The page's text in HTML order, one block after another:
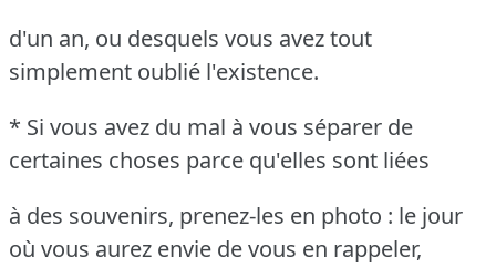
d'un an, ou desquels vous avez tout
simplement oublié l'existence.
* Si vous avez du mal à vous séparer de
certaines choses parce qu'elles sont liées
à des souvenirs, prenez-les en photo : le jour
où vous aurez envie de vous en rappeler,